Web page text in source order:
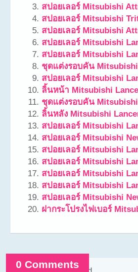
สปอยเลอร์ Mitsubishi
สปอยเลอร์ Mitsubishi
สปอยเลอร์ Mitsubishi
สปอยเลอร์ Mitsubishi
สปอยเลอร์ Mitsubishi
ชุดแต่งรอบคัน Mitsubishi
สปอยเลอร์ Mitsubishi
ลิ้นหน้า Mitsubishi
ชุดแต่งรอบคัน Mitsubishi
ลิ้นหลัง Mitsubishi
สปอยเลอร์ Mitsubishi
สปอยเลอร์ Mitsubishi
สปอยเลอร์ Mitsubishi
สปอยเลอร์ Mitsubishi
สปอยเลอร์ Mitsubishi
สปอยเลอร์ Mitsubishi
สปอยเลอร์ Mitsubishi
ฝากระโปรงไฟเบอร์
0 Comments